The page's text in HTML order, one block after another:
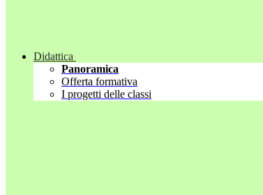
Didattica
Panoramica
Offerta formativa
I progetti delle classi